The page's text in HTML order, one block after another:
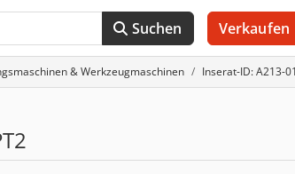
Suchen Verkaufen
& Werkzeugmaschinen Inserat-ID: A213-